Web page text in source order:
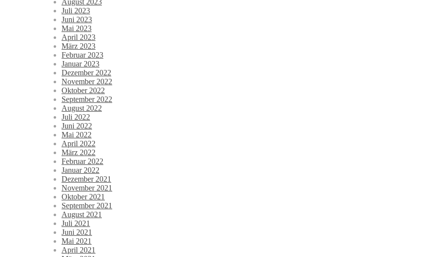
August 2023
Juli 2023
Juni 2023
Mai 2023
April 2023
März 2023
Februar 2023
Januar 2023
Dezember 2022
November 2022
Oktober 2022
September 2022
August 2022
Juli 2022
Juni 2022
Mai 2022
April 2022
März 2022
Februar 2022
Januar 2022
Dezember 2021
November 2021
Oktober 2021
September 2021
August 2021
Juli 2021
Juni 2021
Mai 2021
April 2021